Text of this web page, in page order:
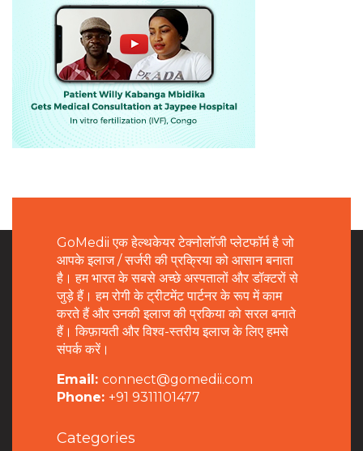
GoMedii एक हेल्थकेयर टेक्नोलॉजी प्लेटफॉर्म है जो
आपके इलाज / सर्जरी की प्रक्रिया को आसान बनाता
है। हम भारत के सबसे अच्छे अस्पतालों और डॉक्टरों से
जुड़े हैं। हम रोगी के ट्रीटमेंट पार्टनर के रूप में काम
करते हैं और उनकी इलाज की प्रकिया को सरल बनाते
हैं। किफ़ायती और विश्व-स्तरीय इलाज के लिए हमसे
संपर्क करें।
Email: connect@gomedii.com
Phone: +91 9311101477
Categories